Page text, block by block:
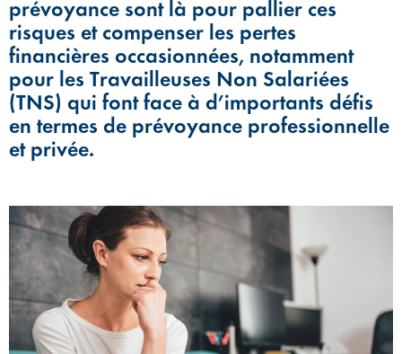
prévoyance sont là pour pallier ces
risques et compenser les pertes
financières occasionnées, notamment
pour les Travailleuses Non Salariées
(TNS) qui font face à d’importants défis
en termes de prévoyance professionnelle
et privée.